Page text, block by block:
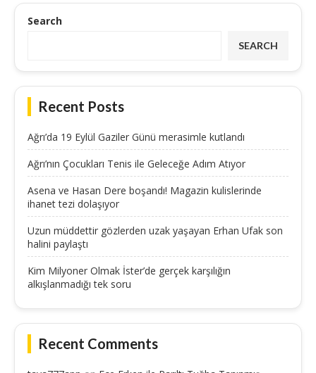
Search
SEARCH
Recent Posts
Ağrı’da 19 Eylül Gaziler Günü merasimle kutlandı
Ağrı’nın Çocukları Tenis ile Geleceğe Adım Atıyor
Asena ve Hasan Dere boşandı! Magazin kulislerinde
ihanet tezi dolaşıyor
Uzun müddettir gözlerden uzak yaşayan Erhan Ufak son
halini paylaştı
Kim Milyoner Olmak İster’de gerçek karşılığın
alkışlanmadığı tek soru
Recent Comments